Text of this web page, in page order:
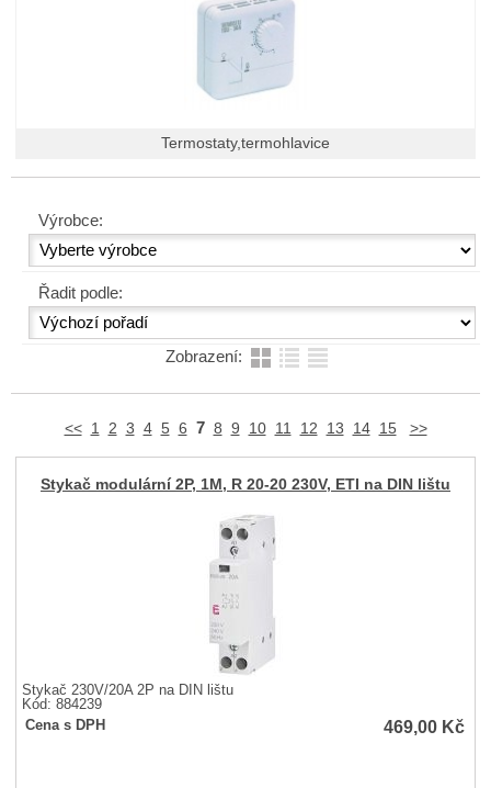
Termostaty,termohlavice
Výrobce:
Řadit podle:
Zobrazení:
<< 1 2 3 4 5 6 7 8 9 10 11 12 13 14 15 >>
Stykač modulární 2P, 1M, R 20-20 230V, ETI na DIN lištu
Stykač 230V/20A 2P na DIN lištu
Kód: 884239
Cena s DPH
469,00 Kč